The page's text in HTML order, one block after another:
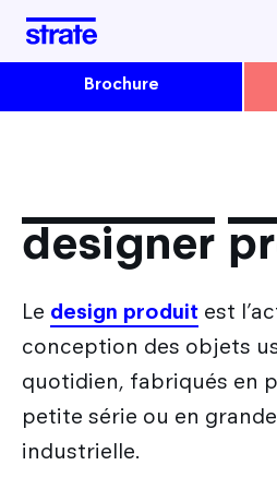
L'école
Strate Lyon
Le design by Strate
Tarifs / Financement / Logement
Nos partenaires
Comment candidater à Strate ?
Admission en Cursus Design
Parcoursup : Admission 1ère
Rencontrez-nous
Nos prochaines dates
JPO & autres évènements
Après Strate
Brochure
designer
Le design produit est
conception des objets
quotidien, fabriqués en
petite série ou en
industrielle.